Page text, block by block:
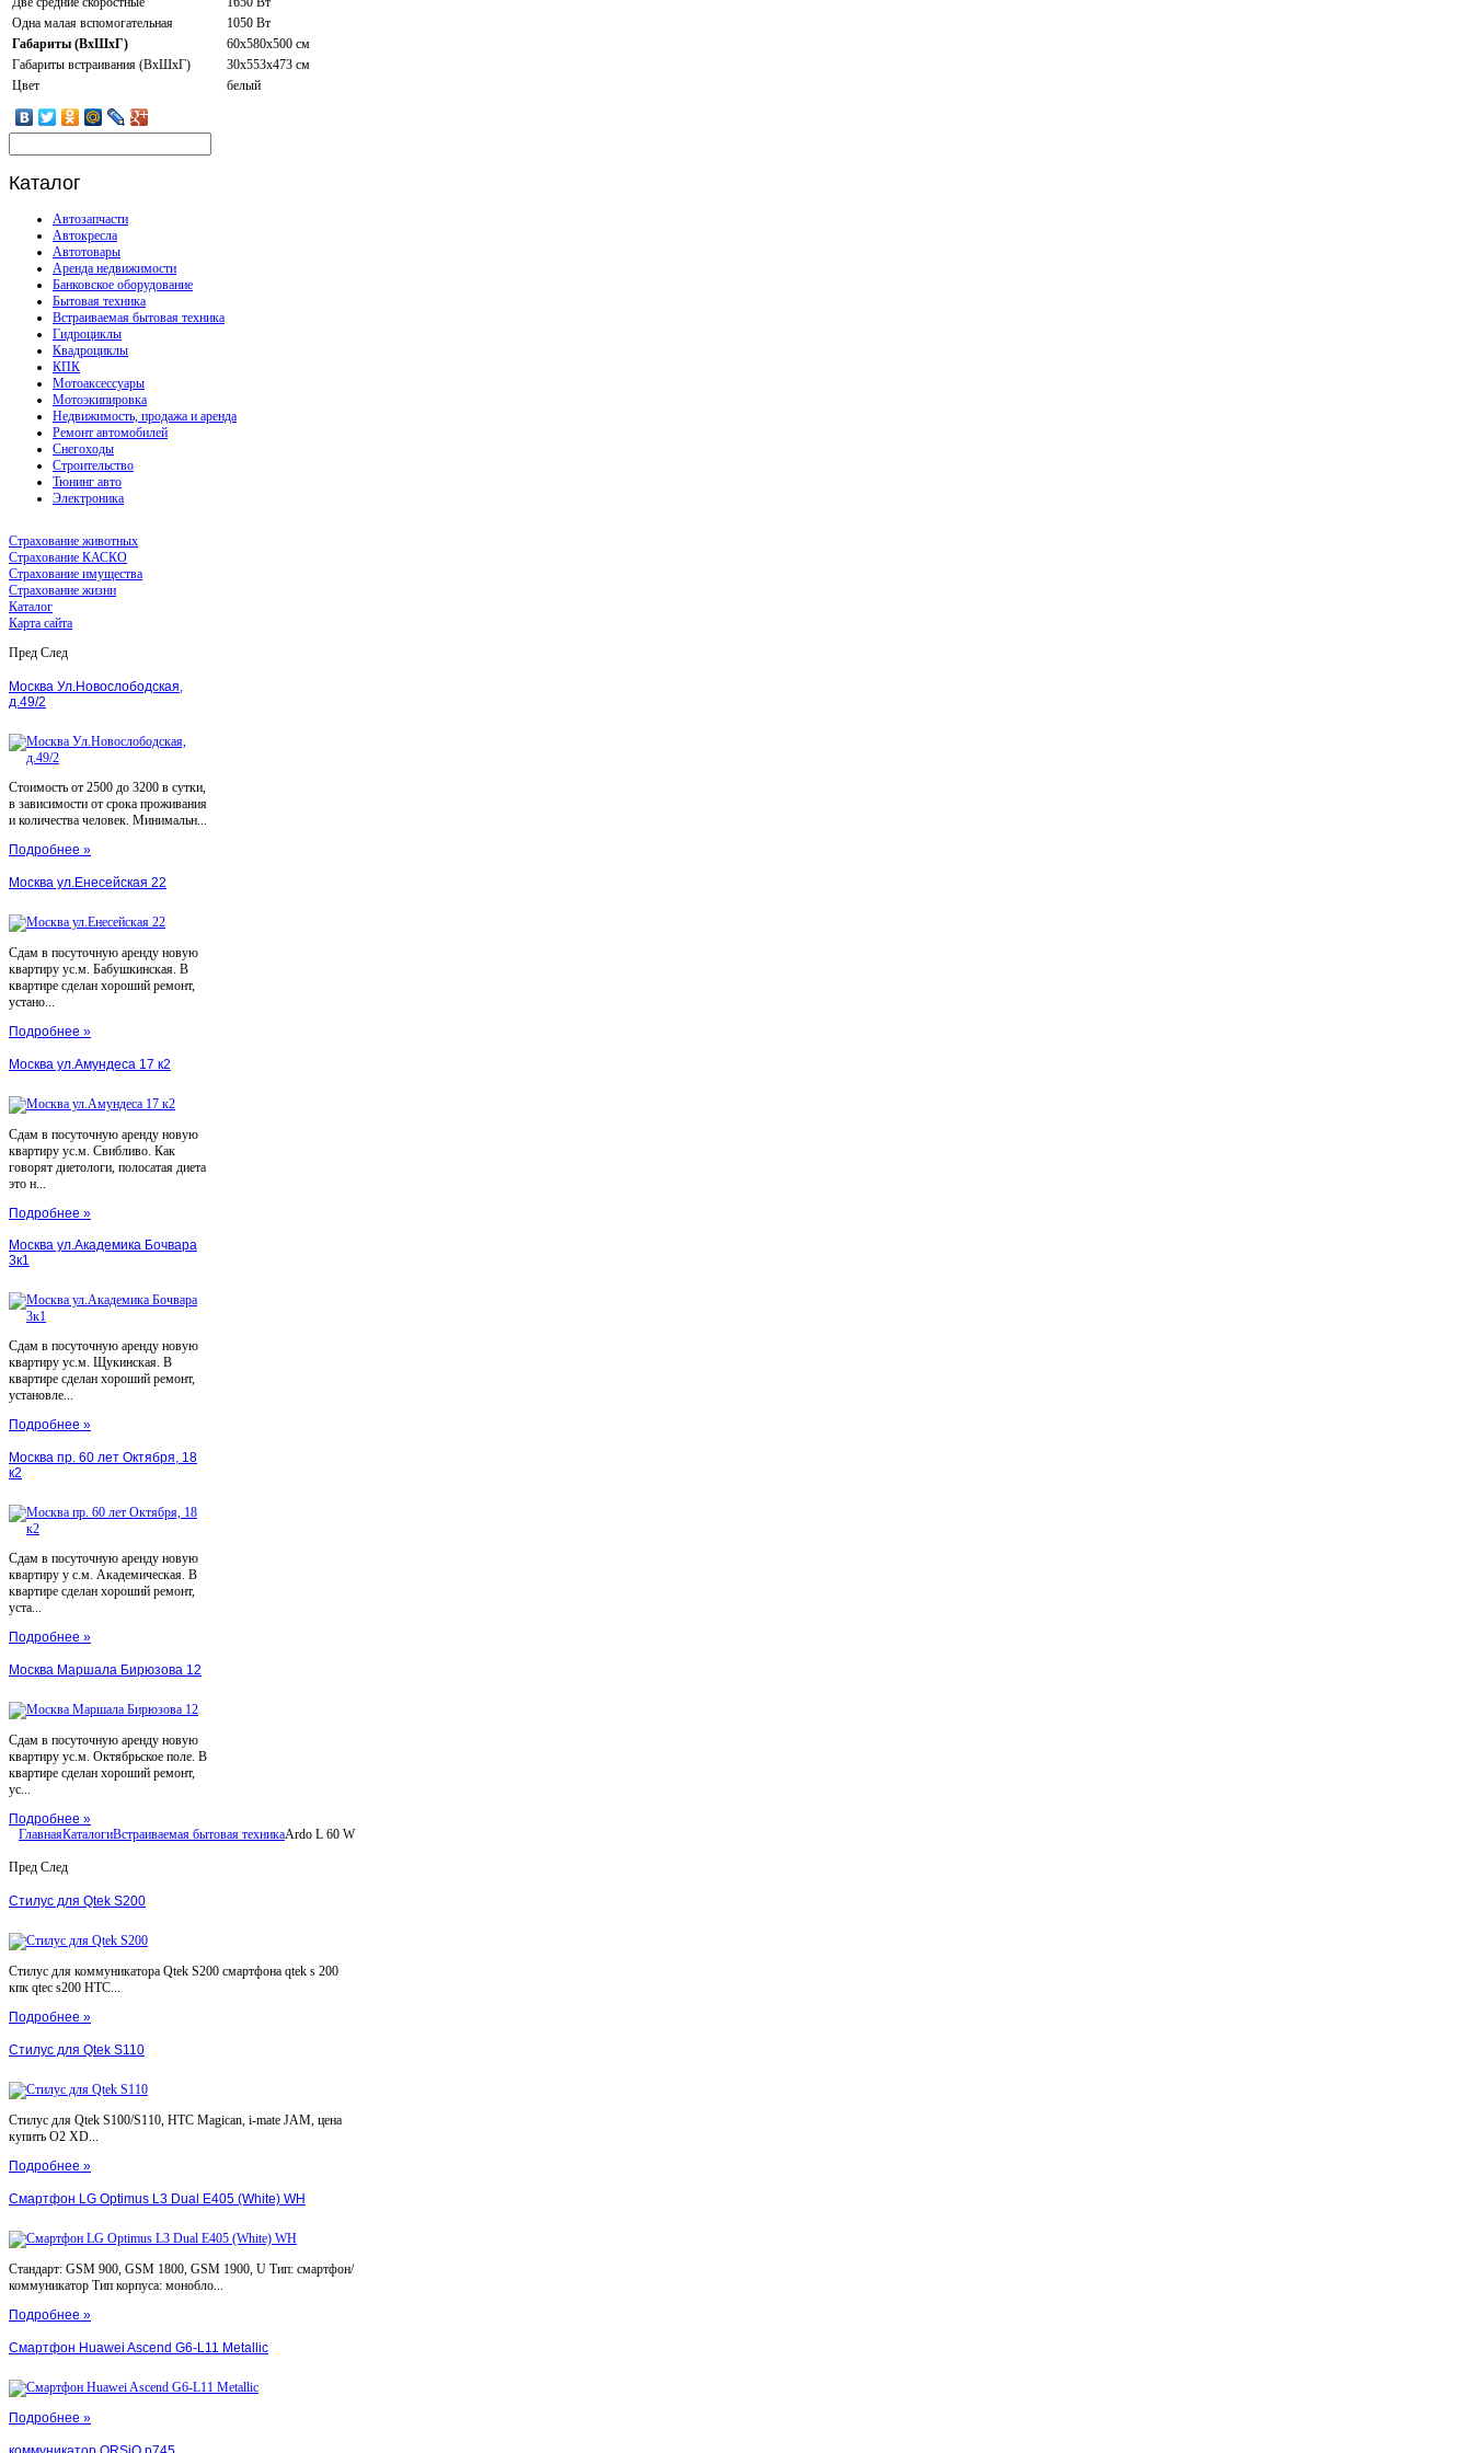
Одна малая вспомогательная
1050 Вт
Габариты (ВхШхГ)
60x580x500 см
Габариты встраивания (ВхШхГ)
30x553x473 см
Цвет
белый
Каталог
Автозапчасти
Автокресла
Автотовары
Аренда недвижимости
Банковское оборудование
Бытовая техника
Встраиваемая бытовая техника
Гидроциклы
Квадроциклы
КПК
Мотоаксессуары
Мотоэкипировка
Недвижимость, продажа и аренда
Ремонт автомобилей
Снегоходы
Строительство
Тюнинг авто
Электроника
Страхование животных
Страхование КАСКО
Страхование имущества
Страхование жизни
Каталог
Карта сайта
Пред След
Москва Ул.Новослободская,
д.49/2
Стоимость от 2500 до 3200 в сутки,
в зависимости от срока проживания
и количества человек. Минимальн...
Подробнее »
Москва ул.Енесейская 22
Сдам в посуточную аренду новую
квартиру ус.м. Бабушкинская. В
квартире сделан хороший ремонт,
устано...
Подробнее »
Москва ул.Амундеса 17 к2
Сдам в посуточную аренду новую
квартиру ус.м. Свибливо. Как
говорят диетологи, полосатая диета
это н...
Подробнее »
Москва ул.Академика Бочвара
3к1
Сдам в посуточную аренду новую
квартиру ус.м. Щукинская. В
квартире сделан хороший ремонт,
установле...
Подробнее »
Москва пр. 60 лет Октября, 18
к2
Сдам в посуточную аренду новую
квартиру у с.м. Академическая. В
квартире сделан хороший ремонт,
уста...
Подробнее »
Москва Маршала Бирюзова 12
Сдам в посуточную аренду новую
квартиру ус.м. Октябрьское поле. В
квартире сделан хороший ремонт,
ус...
Подробнее »
ГлавнаяКаталогиВстраиваемая бытовая техникаArdo L 60 W
Пред След
Стилус для Qtek S200
Стилус для коммуникатора Qtek S200 смартфона qtek s 200
кпк qtec s200 HTC...
Подробнее »
Стилус для Qtek S110
Стилус для Qtek S100/S110, HTC Magican, i-mate JAM, цена
купить O2 XD...
Подробнее »
Смартфон LG Optimus L3 Dual E405 (White) WH
Стандарт: GSM 900, GSM 1800, GSM 1900, U Тип: смартфон/
коммуникатор Тип корпуса: монобло...
Подробнее »
Смартфон Huawei Ascend G6-L11 Metallic
Подробнее »